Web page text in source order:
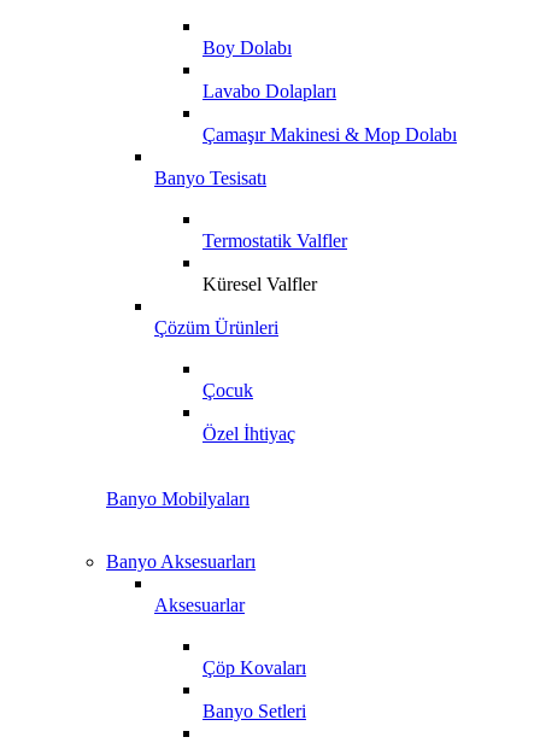
Boy Dolabı
Lavabo Dolapları
Çamaşır Makinesi & Mop Dolabı
Banyo Tesisatı
Termostatik Valfler
Küresel Valfler
Çözüm Ürünleri
Çocuk
Özel İhtiyaç
Banyo Mobilyaları
Banyo Aksesuarları
Aksesuarlar
Çöp Kovaları
Banyo Setleri